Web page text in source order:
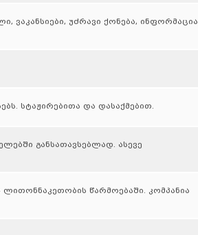
ვაკანსიები, უძრავი ქონება, ინფორმაცია
სტაჟირებითა და დასაქმებით.
განსათავსებლად. ასევე
წარმოებაში. კომპანია